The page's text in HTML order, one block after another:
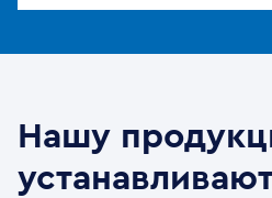
Нашу